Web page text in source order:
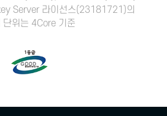
Server 라이선스(23181721)의
단위는 4Core 기준